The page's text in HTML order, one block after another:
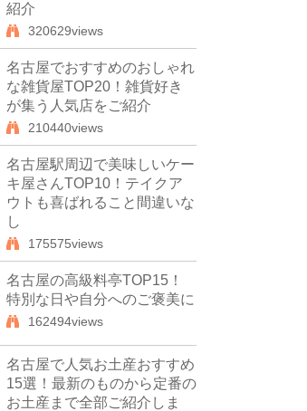
紹介
320629views
名古屋でおすすめのおしゃれ
な雑貨屋TOP20！雑貨好き
が集う人気店をご紹介
210440views
名古屋駅周辺で美味しいケー
キ屋さんTOP10！テイクア
ウトも喜ばれること間違いな
し
175575views
名古屋の高級料亭TOP15！
特別な日や自分へのご褒美に
162494views
名古屋で人気お土産おすすめ
15選！最新のものから定番の
お土産まで全部ご紹介しま